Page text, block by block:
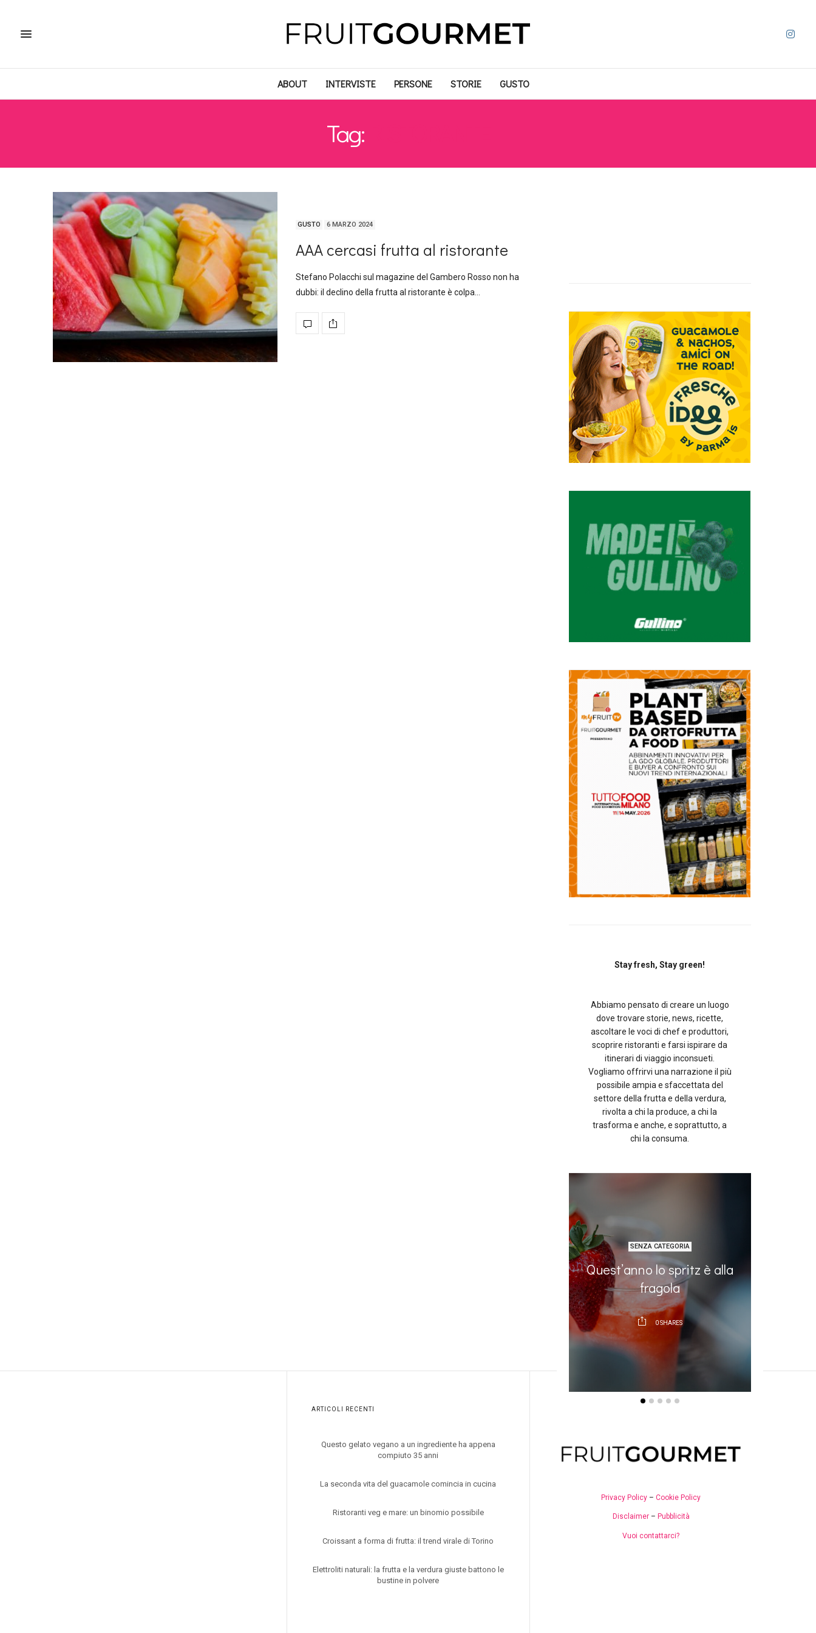
ABOUT INTERVISTE PERSONE STORIE GUSTO
Tag:
GUSTO 6 MARZO 2024
AAA cercasi frutta al ristorante
Stefano Polacchi sul magazine del Gambero Rosso non ha
dubbi: il declino della frutta al ristorante è colpa…
Stay fresh, Stay green!
Abbiamo pensato di creare un luogo
dove trovare storie, news, ricette,
ascoltare le voci di chef e produttori,
scoprire ristoranti e farsi ispirare da
itinerari di viaggio inconsueti.
Vogliamo offrirvi una narrazione il più
possibile ampia e sfaccettata del
settore della frutta e della verdura,
rivolta a chi la produce, a chi la
trasforma e anche, e soprattutto, a
chi la consuma.
SENZA CATEGORIA
Quest’anno lo spritz è alla
fragola
0SHARES
ARTICOLI RECENTI
Questo gelato vegano a un ingrediente ha appena
compiuto 35 anni
La seconda vita del guacamole comincia in cucina
Ristoranti veg e mare: un binomio possibile
Croissant a forma di frutta: il trend virale di Torino
Elettroliti naturali: la frutta e la verdura giuste battono le
bustine in polvere
Privacy Policy –Cookie Policy
Disclaimer– Pubblicità
Vuoi contattarci?